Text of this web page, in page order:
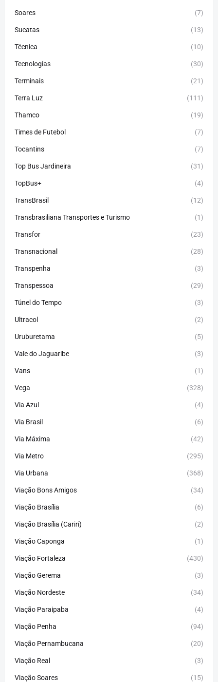
Soares (7)
Sucatas (13)
Técnica (10)
Tecnologias (30)
Terminais (21)
Terra Luz (111)
Thamco (19)
Times de Futebol (7)
Tocantins (7)
Top Bus Jardineira (31)
TopBus+ (4)
TransBrasil (12)
Transbrasiliana Transportes e Turismo (1)
Transfor (23)
Transnacional (28)
Transpenha (3)
Transpessoa (29)
Túnel do Tempo (3)
Ultracol (2)
Uruburetama (5)
Vale do Jaguaribe (3)
Vans (1)
Vega (328)
Via Azul (4)
Via Brasil (6)
Via Máxima (42)
Via Metro (295)
Via Urbana (368)
Viação Bons Amigos (34)
Viação Brasília (6)
Viação Brasília (Cariri) (2)
Viação Caponga (1)
Viação Fortaleza (430)
Viação Gerema (3)
Viação Nordeste (34)
Viação Paraipaba (4)
Viação Penha (94)
Viação Pernambucana (20)
Viação Real (3)
Viação Soares (15)